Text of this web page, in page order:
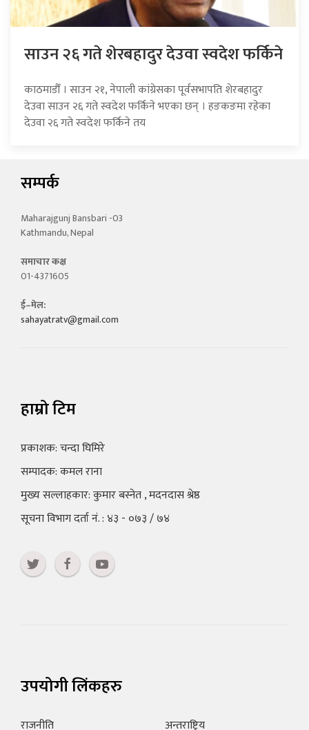
साउन २६ गते शेरबहादुर देउवा स्वदेश फर्किने
काठमाडौँ । साउन २१, नेपाली कांग्रेसका पूर्वसभापति शेरबहादुर
देउवा साउन २६ गते स्वदेश फर्किने भएका छन् । हङकङमा रहेका
देउवा २६ गते स्वदेश फर्किने तय
सम्पर्क
Maharajgunj Bansbari -03
Kathmandu, Nepal
समाचार कक्ष
01-4371605
ई–मेल:
sahayatratv@gmail.com
हाम्रो टिम
प्रकाशक: चन्दा घिमिरे
सम्पादक: कमल राना
मुख्य सल्लाहकार: कुमार बस्नेत , मदनदास श्रेष्ठ
सूचना विभाग दर्ता नं. : ४३ - ०७३ / ७४
उपयोगी लिंकहरु
राजनीति अन्तराष्ट्रिय